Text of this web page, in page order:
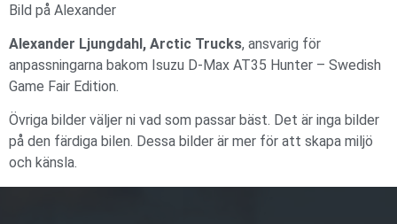
Bild på Alexander
Alexander Ljungdahl, Arctic Trucks, ansvarig för
anpassningarna bakom Isuzu D-Max AT35 Hunter – Swedish
Game Fair Edition.
Övriga bilder väljer ni vad som passar bäst. Det är inga bilder
på den färdiga bilen. Dessa bilder är mer för att skapa miljö
och känsla.